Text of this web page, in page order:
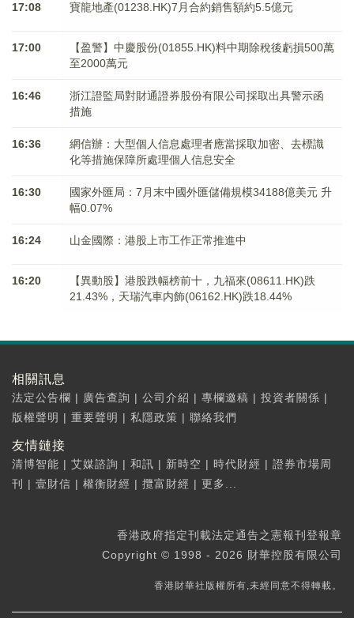
17:08 寶龍地產(01238.HK)7月合約銷售額約5.5億元
17:00
【盈警】中慶股份(01855.HK)料中期除稅後虧損500萬
至2000萬元
16:46
浙江證監局對財通證券股份有限公司採取出具警示函
措施
16:36
網信辦：大型個人信息處理者應當採取加密、去標識
化等措施保障所處理個人信息安全
16:30
國家外匯局：7月末中國外匯儲備規模34188億美元 升
幅0.07%
16:24 山金國際：港股上市工作正常推進中
16:20
【異動股】港股跌幅榜前十，九福來(08611.HK)跌
21.43%，天瑞汽車内飾(06162.HK)跌18.44%
相關訊息
法定公告欄 | 廣告查詢 | 公司介紹 | 專欄邀稿 | 投資者關係 |
版權聲明 | 重要聲明 | 私隱政策 | 聯絡我們
友情鏈接
清博智能 | 艾媒諮詢 | 和訊 | 新時空 | 時代財經 | 證券市場周
刊
| 壹財信 | 權衡財經 | 攬富財經 | 更多...
香港政府指定刊載法定通告之憲報刊登報章
Copyright © 1998 - 2026 財華控股有限公司
香港財華社版權所有,未經同意不得轉載。